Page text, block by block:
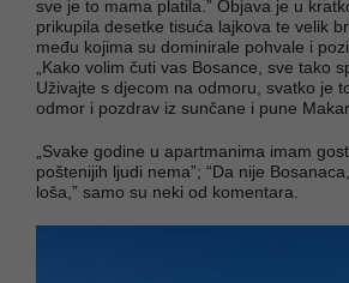
sve je to mama platila.” Objava je u
prikupila desetke tisuća lajkova te velik
među kojima su dominirale pohvale i
„Kako volim čuti vas Bosance, sve tako
Uživajte s djecom na odmoru, svatko je
odmor i pozdrav iz sunčane i pune
„Svake godine u apartmanima imam
poštenijih ljudi nema”; “Da nije
loša,” samo su neki od komentara.